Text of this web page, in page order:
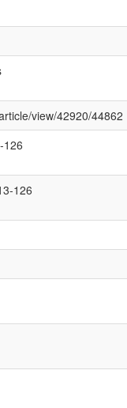
view/42920/44862
126
126